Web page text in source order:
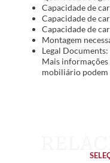
Capacidade de
Capacidade de
Capacidade de
Montagem
Legal Documents:
Mais informações
mobiliário podem